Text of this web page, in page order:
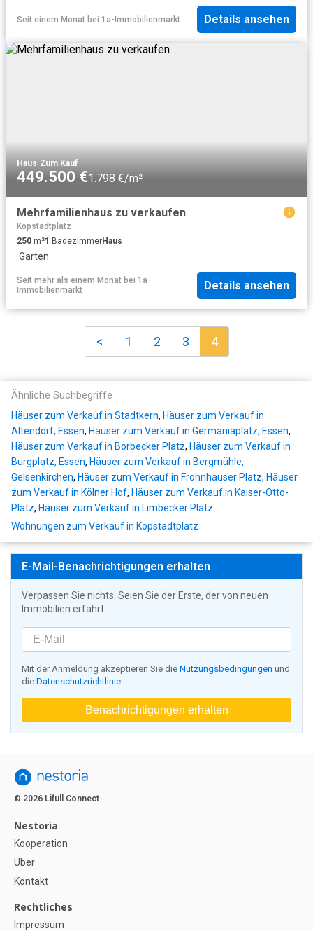
Seit einem Monat bei 1a-Immobilienmarkt Details ansehen
Haus·Zum Kauf
449.500 €1.798 €/m²
Mehrfamilienhaus zu verkaufen
Kopstadtplatz
250 m²1 BadezimmerHaus
·Garten
Seit mehr als einem Monat bei 1a-
Immobilienmarkt
Details ansehen
< 1 2 3 4
Ähnliche Suchbegriffe
Häuser zum Verkauf in Stadtkern, Häuser zum Verkauf in
Altendorf, Essen, Häuser zum Verkauf in Germaniaplatz, Essen,
Häuser zum Verkauf in Borbecker Platz, Häuser zum Verkauf in
Burgplatz, Essen, Häuser zum Verkauf in Bergmühle,
Gelsenkirchen, Häuser zum Verkauf in Frohnhauser Platz, Häuser
zum Verkauf in Kölner Hof, Häuser zum Verkauf in Kaiser-Otto-
Platz, Häuser zum Verkauf in Limbecker Platz
Wohnungen zum Verkauf in Kopstadtplatz
E-Mail-Benachrichtigungen erhalten
Verpassen Sie nichts: Seien Sie der Erste, der von neuen
Immobilien erfährt
Mit der Anmeldung akzeptieren Sie die Nutzungsbedingungen und
die Datenschutzrichtlinie
Benachrichtigungen erhalten
© 2026 Lifull Connect
Nestoria
Kooperation
Über
Kontakt
Rechtliches
Impressum